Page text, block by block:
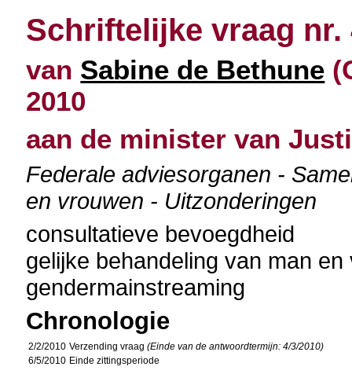
Schriftelijke vraag nr.
van Sabine de Bethune
2010
aan de minister van
Federale adviesorganen -
en vrouwen - Uitzonderingen
consultatieve bevoegdheid
gelijke behandeling van man en
gendermainstreaming
Chronologie
2/2/2010 Verzending vraag(Einde van de antwoordtermijn: 4/3/2010)
6/5/2010 Einde zittingsperiode